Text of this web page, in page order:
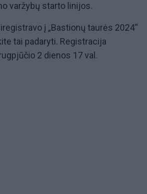
varžybų starto linijos.
į „Bastionų taurės 2024“
tai padaryti. Registracija
2 dienos 17 val.